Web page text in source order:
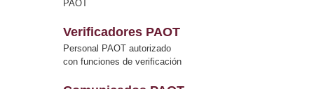
PAOT
Verificadores PAOT
Personal PAOT autorizado
con funciones de verificación